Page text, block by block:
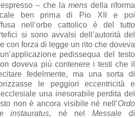
– che la mens della riforma
ben prima di Pio XII e poi
nell’orbe cattolico è del tutto
si sono avvalsi dell’autorità del
con forza di legge un rito che doveva
pedissequa del testo
doveva più contenere i testi che il
fedelmente, ma una sorta di
le peggiori eccentricità e
una inesorabile perdita del
non è ancora visibile né nell’Ordo
instauratus, né nel Messaledi